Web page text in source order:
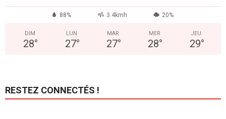
88% 3.4kmh 20%
DIM
28°
LUN
27°
MAR
27°
MER
28°
JEU
29°
RESTEZ CONNECTÉS !